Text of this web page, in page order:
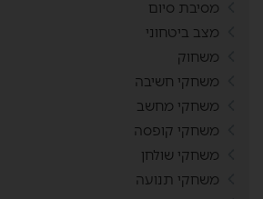
מסיבת סיום
מצב ביטחוני
משחוק
משחקי חשיבה
משחקי מחשב
משחקי קופסה
משחקי שולחן
משחקי תנועה